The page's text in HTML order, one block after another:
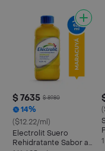
$ 7635 $ 8980
14%
($12.22/ml)
Electrolit Suero
Rehidratante Sabor a